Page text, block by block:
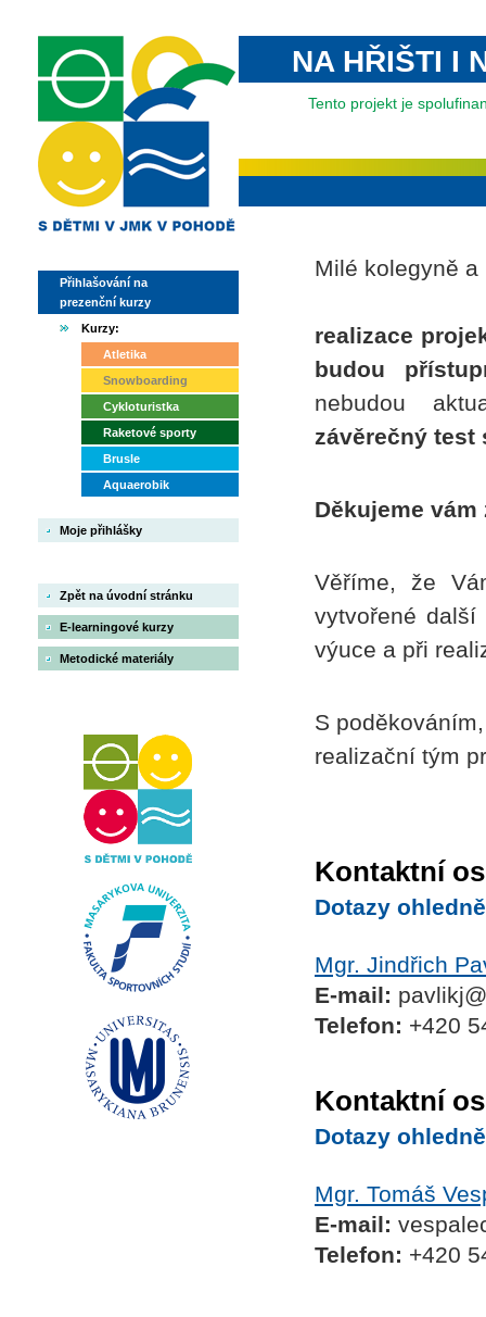
Přihlašování na
prezenční kurzy
Kurzy:
Atletika
Snowboarding
Cykloturistka
Raketové sporty
Brusle
Aquaerobik
Moje přihlášky
Zpět na úvodní stránku
E-learningové kurzy
Metodické materiály
NA HŘIŠTI I
Tento projekt je
Milé kolegyně a
realizace
budou
nebudou
závěrečný test
Děkujeme
Věříme, že
vytvořené
výuce a při
S poděkováním,
realizační tým
Kontaktní
Dotazy
Mgr. Jindřich
E-mail:
Telefon: +420
Kontaktní
Dotazy
Mgr. Tomáš
E-mail:
Telefon: +420